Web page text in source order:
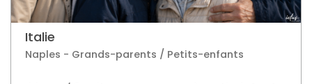
Italie
Naples - Grands-parents / Petits-enfants
4 jours / 3 nuits à partir de